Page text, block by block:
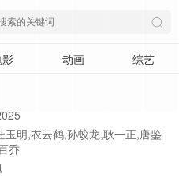
影 动画 综艺
玉明,衣云鹤,孙蛟龙,耿一正,唐鉴
乔